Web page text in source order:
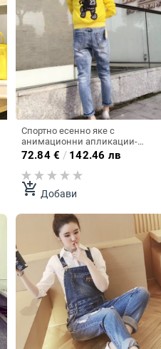
Спортно есенно яке с
анимационни апликации-
Черен Жълт Оранжев Бял цвят.
72.84 € / 142.46 лв
add_shopping_cart Добави